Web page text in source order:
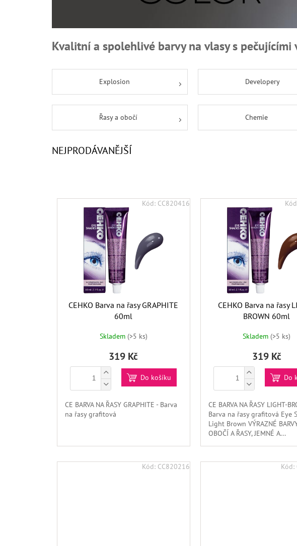
Kvalitní a spolehlivé barvy na vlasy s
Explosion Developery
Řasy a obočí Chemie
NEJPRODÁVANĚJŠÍ
CEHKO Barva na řasy GRAPHITE
60ml
Skladem (>5 ks)
319 Kč
Do košíku
CE BARVA NA ŘASY GRAPHITE - Barva
na řasy grafitová
Kód: CC820416
CEHKO Barva na řasy
BROWN 60ml
Skladem (>5 ks)
319 Kč
Do
CE BARVA NA ŘASY LIGHT-
Barva na řasy grafitová Eye
Light Brown VÝRAZNÉ
OBOČÍ A ŘASY, JEMNÉ A...
Kód: CC820216 Kód: